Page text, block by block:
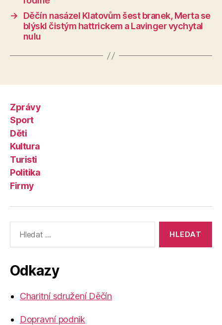
→
Děčín nasázel Klatovům šest branek, Merta se
blýskl čistým hattrickem a Lavinger vychytal
nulu
Zprávy
Sport
Děti
Kultura
Turisti
Politika
Firmy
vyhledávání:
Odkazy
Charitní sdružení Děčín
Dopravní podnik